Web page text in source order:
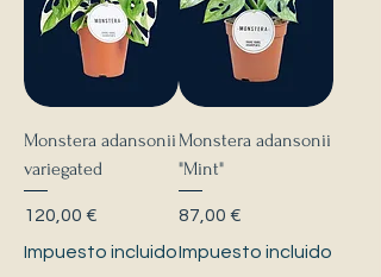
Monstera adansonii
variegated
Precio
120,00 €
Impuesto incluido
Monstera adansonii
"Mint"
Precio
87,00 €
Impuesto incluido